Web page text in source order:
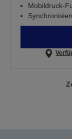
Mobildruck-